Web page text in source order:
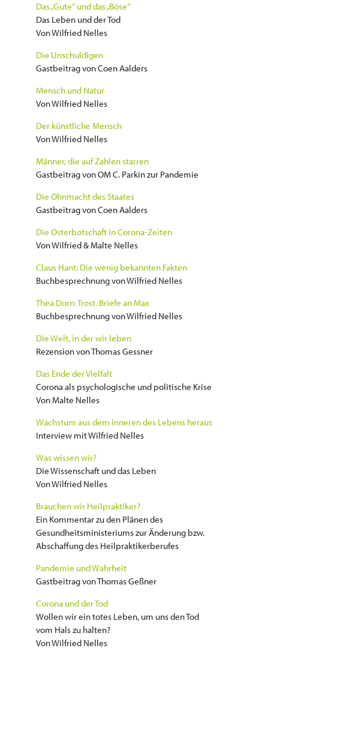
Das „Gute“ und das „Böse“
Das Leben und der Tod
Von Wilfried Nelles
Die Unschuldigen
Gastbeitrag von Coen Aalders
Mensch und Natur
Von Wilfried Nelles
Der künstliche Mensch
Von Wilfried Nelles
Männer, die auf Zahlen starren
Gastbeitrag von OM C. Parkin zur Pandemie
Die Ohnmacht des Staates
Gastbeitrag von Coen Aalders
Die Osterbotschaft in Corona-Zeiten
Von Wilfried & Malte Nelles
Claus Hant: Die wenig bekannten Fakten
Buchbesprechnung von Wilfried Nelles
Thea Dorn: Trost. Briefe an Max
Buchbesprechnung von Wilfried Nelles
Die Welt, in der wir leben
Rezension von Thomas Gessner
Das Ende der Vielfalt
Corona als psychologische und politische Krise
Von Malte Nelles
Wachstum aus dem inneren des Lebens heraus
Interview mit Wilfried Nelles
Was wissen wir?
Die Wissenschaft und das Leben
Von Wilfried Nelles
Brauchen wir Heilpraktiker?
Ein Kommentar zu den Plänen des
Gesundheitsministeriums zur Änderung bzw.
Abschaffung des Heilpraktikerberufes
Pandemie und Wahrheit
Gastbeitrag von Thomas Geßner
Corona und der Tod
Wollen wir ein totes Leben, um uns den Tod
vom Hals zu halten?
Von Wilfried Nelles